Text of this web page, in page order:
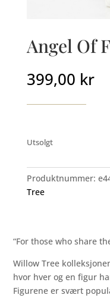
Angel Of
399,00 kr
Utsolgt
Produktnummer:
Tree
“For those who share
Willow Tree
hvor hver og en figur
Figurene er svært